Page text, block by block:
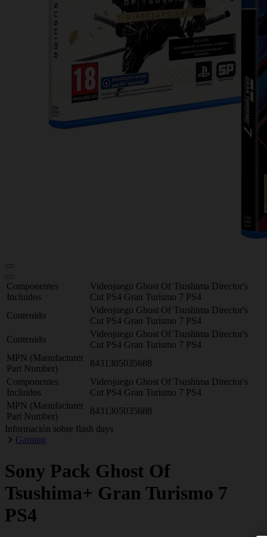
Componentes
Incluidos
Videojuego Ghost Of Tsushima Director's
Cut PS4 Gran Turismo 7 PS4
Contenido
Videojuego Ghost Of Tsushima Director's
Cut PS4 Gran Turismo 7 PS4
Contenido
Videojuego Ghost Of Tsushima Director's
Cut PS4 Gran Turismo 7 PS4
MPN (Manufacturer
Part Number)
8431305035688
Componentes
Incluidos
Videojuego Ghost Of Tsushima Director's
Cut PS4 Gran Turismo 7 PS4
MPN (Manufacturer
Part Number)
8431305035688
Información sobre flash days
Gaming
Sony Pack Ghost Of
Tsushima+ Gran Turismo 7
PS4